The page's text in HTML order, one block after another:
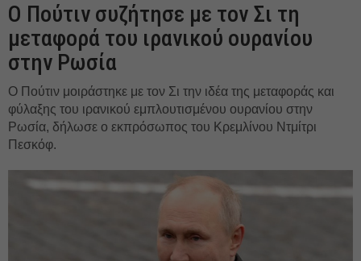
Ο Πούτιν συζήτησε με τον Σι τη
μεταφορά του ιρανικού ουρανίου
στην Ρωσία
Ο Πούτιν μοιράστηκε με τον Σι την ιδέα της μεταφοράς και
φύλαξης του ιρανικού εμπλουτισμένου ουρανίου στην
Ρωσία, δήλωσε ο εκπρόσωπος του Κρεμλίνου Ντμίτρι
Πεσκόφ.